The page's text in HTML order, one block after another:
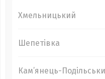
Хмельницький
Шепетівка
Кам’янець-